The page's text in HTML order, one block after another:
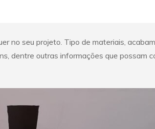
no seu projeto. Tipo de materiais,
dentre outras informações que possam